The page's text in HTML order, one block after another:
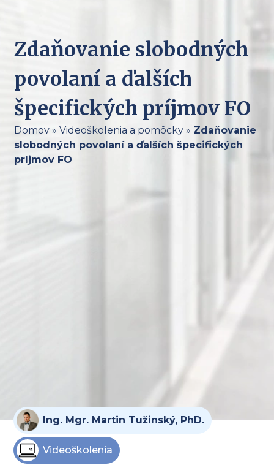
Zdaňovanie slobodných
povolaní a ďalších
špecifických príjmov FO
Domov» Videoškolenia a pomôcky» Zdaňovanie
slobodných povolaní a ďalších špecifických
príjmov FO
Ing. Mgr. Martin Tužinský, PhD.
Videoškolenia